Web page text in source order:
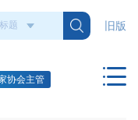
旧版
协会主管